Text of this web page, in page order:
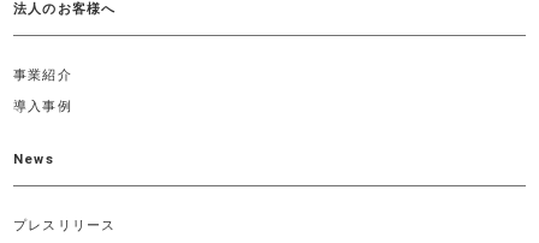
法人のお客様へ
事業紹介
導入事例
News
プレスリリース